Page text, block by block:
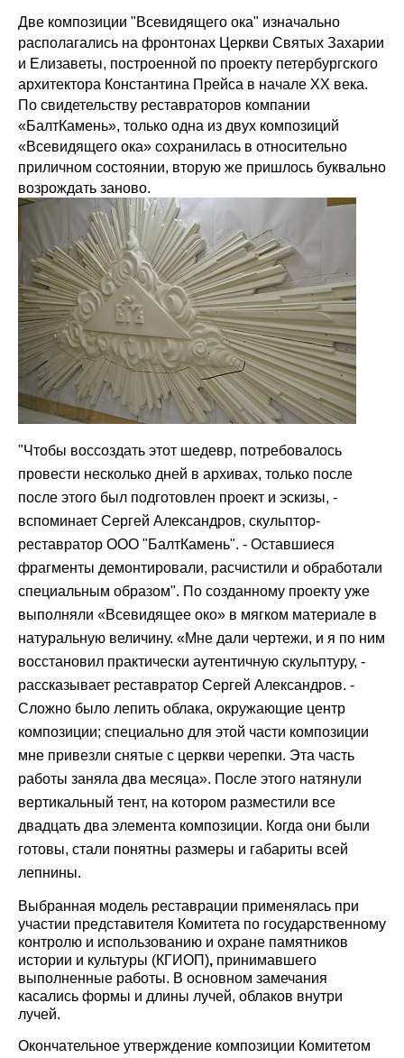
Две композиции "Всевидящего ока" изначально
располагались на фронтонах Церкви Святых Захарии
и Елизаветы, построенной по проекту петербургского
архитектора Константина Прейса в начале XX века.
По свидетельству реставраторов компании
«БалтКамень», только одна из двух композиций
«Всевидящего ока» сохранилась в относительно
приличном состоянии, вторую же пришлось буквально
возрождать заново.
"Чтобы воссоздать этот шедевр, потребовалось
провести несколько дней в архивах, только после
после этого был подготовлен проект и эскизы, -
вспоминает Сергей Александров, скульптор-
реставратор ООО "БалтКамень". - Оставшиеся
фрагменты демонтировали, расчистили и обработали
специальным образом". По созданному проекту уже
выполняли «Всевидящее око» в мягком материале в
натуральную величину. «Мне дали чертежи, и я по ним
восстановил практически аутентичную скульптуру, -
рассказывает реставратор Сергей Александров. -
Сложно было лепить облака, окружающие центр
композиции; специально для этой части композиции
мне привезли снятые с церкви черепки. Эта часть
работы заняла два месяца». После этого натянули
вертикальный тент, на котором разместили все
двадцать два элемента композиции. Когда они были
готовы, стали понятны размеры и габариты всей
лепнины.
Выбранная модель реставрации применялась при
участии представителя Комитета по государственному
контролю и использованию и охране памятников
истории и культуры (КГИОП), принимавшего
выполненные работы. В основном замечания
касались формы и длины лучей, облаков внутри
лучей.
Окончательное утверждение композиции Комитетом